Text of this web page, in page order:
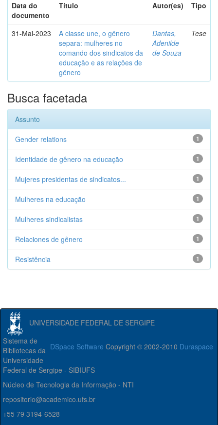
Data do
documento
Título Autor(es) Tipo
31-Mai-2023
A classe une, o gênero
separa: mulheres no
comando dos sindicatos da
educação e as relações de
gênero
Dantas,
Adenilde
de Souza
Tese
Busca facetada
Assunto
1
Gender relations
1
Identidade de gênero na educação
1
Mujeres presidentas de sindicatos...
1
Mulheres na educação
1
Mulheres sindicalistas
1
Relaciones de gênero
1
Resistência
UNIVERSIDADE FEDERAL DE SERGIPE
DSpace Software Copyright © 2002-2010 Duraspace
Sistema de
Bibliotecas da
Universidade
Federal de Sergipe - SIBIUFS
Núcleo de Tecnologia da Informação - NTI
repositorio@academico.ufs.br
+55 79 3194-6528